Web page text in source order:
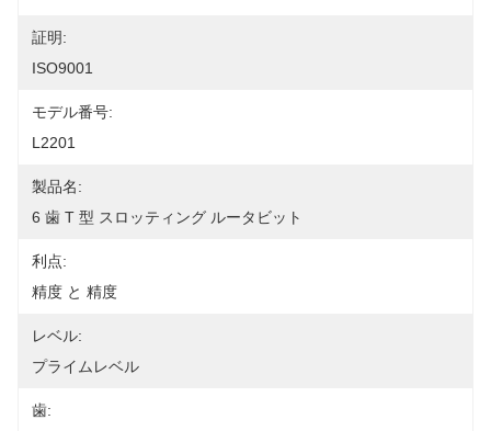
証明:
ISO9001
モデル番号:
L2201
製品名:
6 歯 T 型 スロッティング ルータビット
利点:
精度 と 精度
レベル:
プライムレベル
歯: